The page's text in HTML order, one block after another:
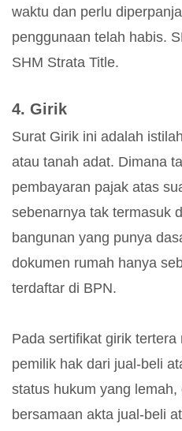
waktu dan perlu
penggunaan telah habis.
SHM Strata Title.
4. Girik
Surat Girik ini adalah
atau tanah adat. Dimana
pembayaran pajak atas
sebenarnya tak termasuk
bangunan yang punya
dokumen rumah hanya
terdaftar di BPN.
Pada sertifikat girik tertera
pemilik hak dari jual-beli
status hukum yang
bersamaan akta jual-beli